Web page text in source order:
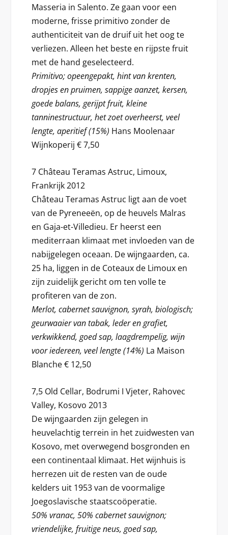
Masseria in Salento. Ze gaan voor een
moderne, frisse primitivo zonder de
authenticiteit van de druif uit het oog te
verliezen. Alleen het beste en rijpste fruit
met de hand geselecteerd.
Primitivo; opeengepakt, hint van krenten,
dropjes en pruimen, sappige aanzet, kersen,
goede balans, gerijpt fruit, kleine
tanninestructuur, het zoet overheerst, veel
lengte, aperitief (15%) Hans Moolenaar
Wijnkoperij € 7,50
7 Château Teramas Astruc, Limoux,
Frankrijk 2012
Château Teramas Astruc ligt aan de voet
van de Pyreneeën, op de heuvels Malras
en Gaja-et-Villedieu. Er heerst een
mediterraan klimaat met invloeden van de
nabijgelegen oceaan. De wijngaarden, ca.
25 ha, liggen in de Coteaux de Limoux en
zijn zuidelijk gericht om ten volle te
profiteren van de zon.
Merlot, cabernet sauvignon, syrah, biologisch;
geurwaaier van tabak, leder en grafiet,
verkwikkend, goed sap, laagdrempelig, wijn
voor iedereen, veel lengte (14%) La Maison
Blanche € 12,50
7,5 Old Cellar, Bodrumi I Vjeter, Rahovec
Valley, Kosovo 2013
De wijngaarden zijn gelegen in
heuvelachtig terrein in het zuidwesten van
Kosovo, met overwegend bosgronden en
een continentaal klimaat. Het wijnhuis is
herrezen uit de resten van de oude
kelders uit 1953 van de voormalige
Joegoslavische staatscoöperatie.
50% vranac, 50% cabernet sauvignon;
vriendelijke, fruitige neus, goed sap,